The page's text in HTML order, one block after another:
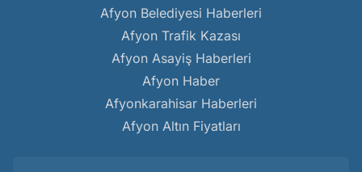
Afyon Belediyesi Haberleri
Afyon Trafik Kazası
Afyon Asayiş Haberleri
Afyon Haber
Afyonkarahisar Haberleri
Afyon Altın Fiyatları